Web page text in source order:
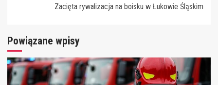
Zacięta rywalizacja na boisku w Łukowie Śląskim
Powiązane wpisy